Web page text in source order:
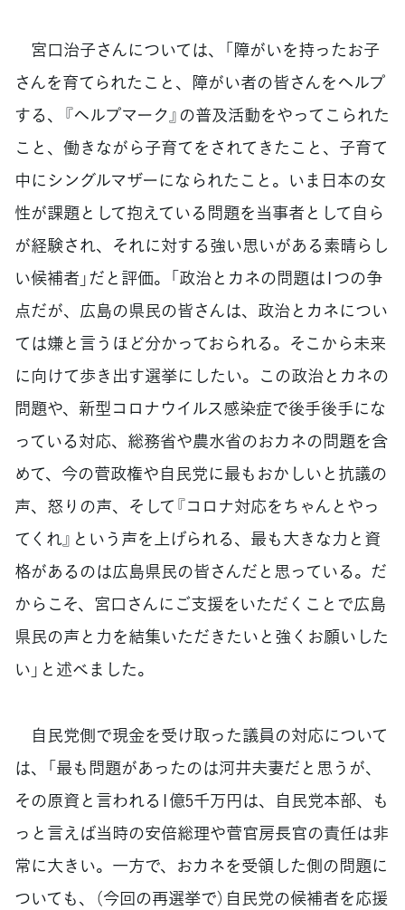
宮口治子さんについては、「障がいを持ったお子
さんを育てられたこと、障がい者の皆さんをヘルプ
する、『ヘルプマーク』の普及活動をやってこられた
こと、働きながら子育てをされてきたこと、子育て
中にシングルマザーになられたこと。いま日本の女
性が課題として抱えている問題を当事者として自ら
が経験され、それに対する強い思いがある素晴らし
い候補者」だと評価。「政治とカネの問題は1つの争
点だが、広島の県民の皆さんは、政治とカネについ
ては嫌と言うほど分かっておられる。そこから未来
に向けて歩き出す選挙にしたい。この政治とカネの
問題や、新型コロナウイルス感染症で後手後手にな
っている対応、総務省や農水省のおカネの問題を含
めて、今の菅政権や自民党に最もおかしいと抗議の
声、怒りの声、そして『コロナ対応をちゃんとやっ
てくれ』という声を上げられる、最も大きな力と資
格があるのは広島県民の皆さんだと思っている。だ
からこそ、宮口さんにご支援をいただくことで広島
県民の声と力を結集いただきたいと強くお願いした
い」と述べました。
自民党側で現金を受け取った議員の対応について
は、「最も問題があったのは河井夫妻だと思うが、
その原資と言われる1億5千万円は、自民党本部、も
っと言えば当時の安倍総理や菅官房長官の責任は非
常に大きい。一方で、おカネを受領した側の問題に
ついても、（今回の再選挙で）自民党の候補者を応援